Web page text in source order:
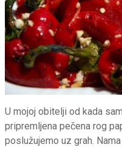
U mojoj obitelji od kada
pripremljena pečena rog
poslužujemo uz grah.